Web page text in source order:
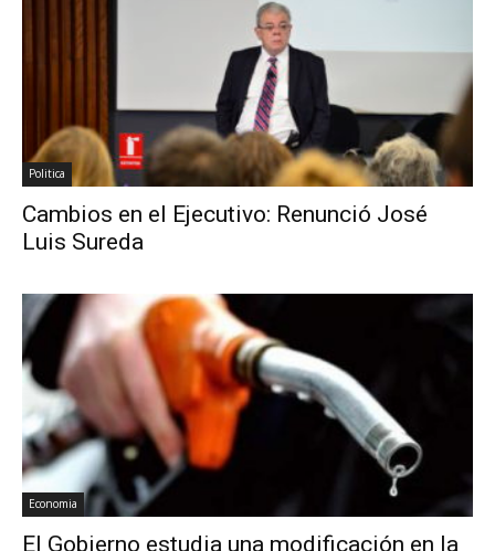
Politica
Cambios en el Ejecutivo: Renunció José
Luis Sureda
Economia
El Gobierno estudia una modificación en la